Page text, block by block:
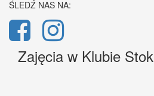
ŚLEDŹ NAS NA:
Zajęcia w Klubie Stok